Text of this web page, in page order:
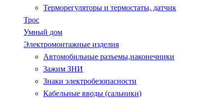
Терморегуляторы и термостаты, датчик
Трос
Умный дом
Электромонтажные изделия
Автомобильные разъемы,наконечники
Зажим ЗНИ
Знаки электробезопасности
Кабельные вводы (сальники)